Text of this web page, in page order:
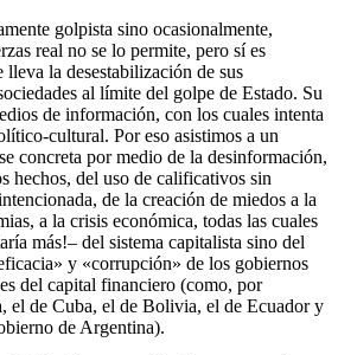
golpista sino ocasionalmente,
real no se lo permite, pero sí es
lleva la desestabilización de sus
al límite del golpe de Estado. Su
de información, con los cuales intenta
cultural. Por eso asistimos a un
concreta por medio de la desinformación,
hechos, del uso de calificativos sin
de la creación de miedos a la
a la crisis económica, todas las cuales
más!– del sistema capitalista sino del
y «corrupción» de los gobiernos
del capital financiero (como, por
el de Cuba, el de Bolivia, el de Ecuador y
de Argentina).